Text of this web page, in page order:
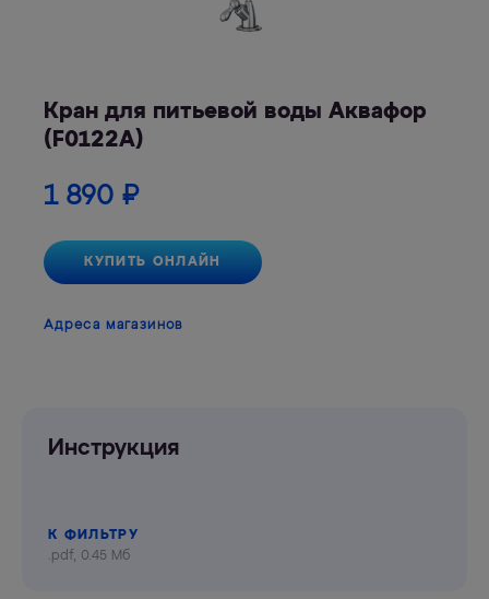
Кран для питьевой воды Аквафор
(F0122A)
1 890 ₽
КУПИТЬ ОНЛАЙН
Адреса магазинов
Инструкция
К ФИЛЬТРУ
.pdf, 0.45 Мб